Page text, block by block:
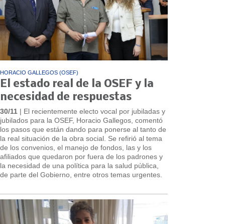
HORACIO GALLEGOS (OSEF)
El estado real de la OSEF y la
necesidad de respuestas
30/11 | El recientemente electo vocal por jubiladas y
jubilados para la OSEF, Horacio Gallegos, comentó
los pasos que están dando para ponerse al tanto de
la real situación de la obra social. Se refirió al tema
de los convenios, el manejo de fondos, las y los
afiliados que quedaron por fuera de los padrones y
la necesidad de una política para la salud pública,
de parte del Gobierno, entre otros temas urgentes.